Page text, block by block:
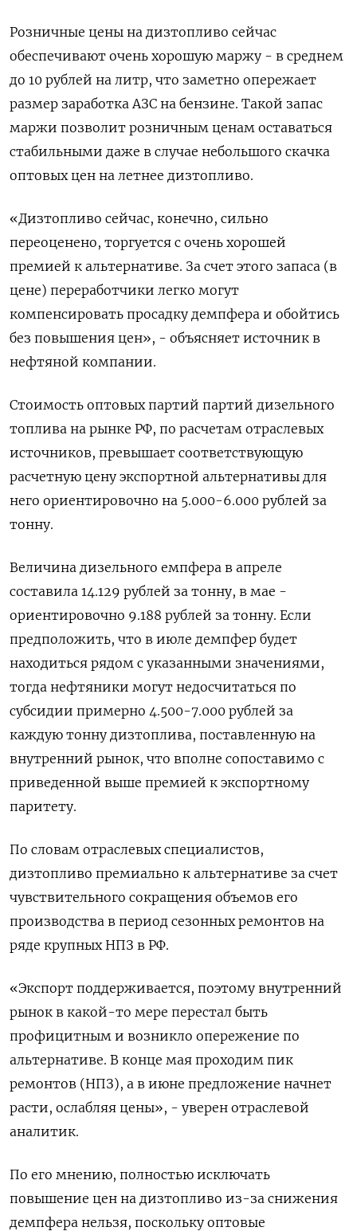
Розничные цены на дизтопливо сейчас
обеспечивают очень хорошую маржу - в среднем
до 10 рублей на литр, что заметно опережает
размер заработка АЗС на бензине. Такой запас
маржи позволит розничным ценам оставаться
стабильными даже в случае небольшого скачка
оптовых цен на летнее дизтопливо.
«Дизтопливо сейчас, конечно, сильно
переоценено, торгуется с очень хорошей
премией к альтернативе. За счет этого запаса (в
цене) переработчики легко могут
компенсировать просадку демпфера и обойтись
без повышения цен», - объясняет источник в
нефтяной компании.
Стоимость оптовых партий партий дизельного
топлива на рынке РФ, по расчетам отраслевых
источников, превышает соответствующую
расчетную цену экспортной альтернативы для
него ориентировочно на 5.000-6.000 рублей за
тонну.
Величина дизельного емпфера в апреле
составила 14.129 рублей за тонну, в мае -
ориентировочно 9.188 рублей за тонну. Если
предположить, что в июле демпфер будет
находиться рядом с указанными значениями,
тогда нефтяники могут недосчитаться по
субсидии примерно 4.500-7.000 рублей за
каждую тонну дизтоплива, поставленную на
внутренний рынок, что вполне сопоставимо с
приведенной выше премией к экспортному
паритету.
По словам отраслевых специалистов,
дизтопливо премиально к альтернативе за счет
чувствительного сокращения объемов его
производства в период сезонных ремонтов на
ряде крупных НПЗ в РФ.
«Экспорт поддерживается, поэтому внутренний
рынок в какой-то мере перестал быть
профицитным и возникло опережение по
альтернативе. В конце мая проходим пик
ремонтов (НПЗ), а в июне предложение начнет
расти, ослабляя цены», - уверен отраслевой
аналитик.
По его мнению, полностью исключать
повышение цен на дизтопливо из-за снижения
демпфера нельзя, поскольку оптовые